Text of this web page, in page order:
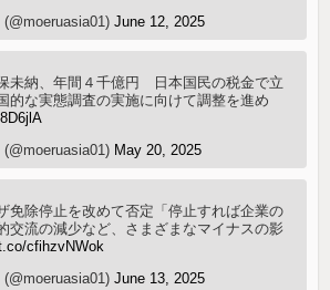
June 12, 2025
未納、年間４千億円 日本国民の税金で立
な実態調査の実施に向けて調整を進め
May 20, 2025
免除停止を改めて否定「停止すれば企業の
交流の減少など、さまざまなマイナスの影
cfihzvNWok
June 13, 2025